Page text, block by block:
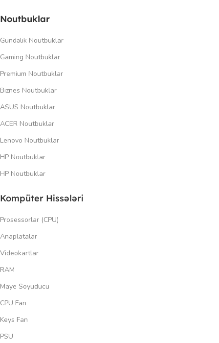
Noutbuklar
Gündəlik Noutbuklar
Gaming Noutbuklar
Premium Noutbuklar
Biznes Noutbuklar
ASUS Noutbuklar
ACER Noutbuklar
Lenovo Noutbuklar
HP Noutbuklar
HP Noutbuklar
Kompüter Hissələri
Prosessorlar (CPU)
Anaplatalar
Videokartlar
RAM
Maye Soyuducu
CPU Fan
Keys Fan
PSU